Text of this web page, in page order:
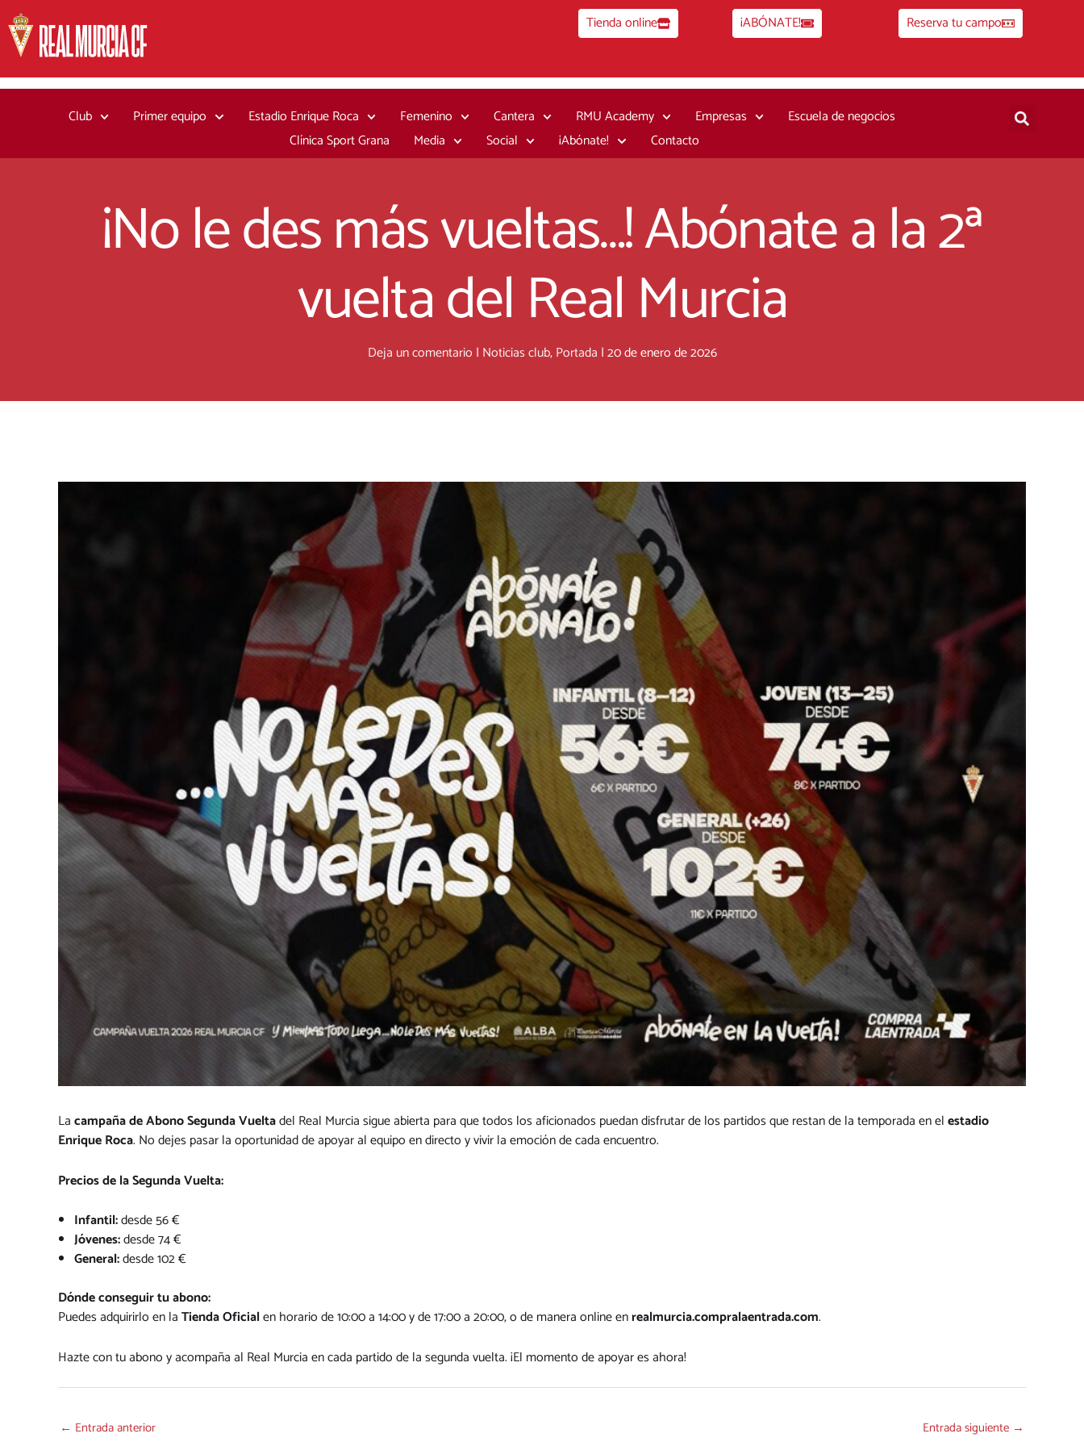
al
contenido
Tienda online ¡ABÓNATE! Reserva tu campo
Club Primer equipo Estadio Enrique Roca Femenino Cantera RMU Academy Empresas
Escuela de negocios
Clínica Sport Grana
Media Social ¡Abónate! Contacto
¡No le des más vueltas…! Abónate a la 2ª
vuelta del Real Murcia
Deja un comentario | Noticias club,Portada |20 de enero de 2026
Lacampaña de Abono Segunda Vueltadel Real Murcia sigue abierta para que todos los aficionados puedan disfrutar de los partidos que restan de la temporada en elestadio
Enrique Roca. No dejes pasar la oportunidad de apoyar al equipo en directo y vivir la emoción de cada encuentro.
Precios de la Segunda Vuelta:
Infantil:desde 56 €
Jóvenes:desde 74 €
General:desde 102 €
Dónde conseguir tu abono:
Puedes adquirirlo en laTienda Oficialen horario de 10:00 a 14:00 y de 17:00 a 20:00, o de manera online enrealmurcia.compralaentrada.com.
Hazte con tu abono y acompaña al Real Murcia en cada partido de la segunda vuelta. ¡El momento de apoyar es ahora!
← Entrada anterior Entrada siguiente →